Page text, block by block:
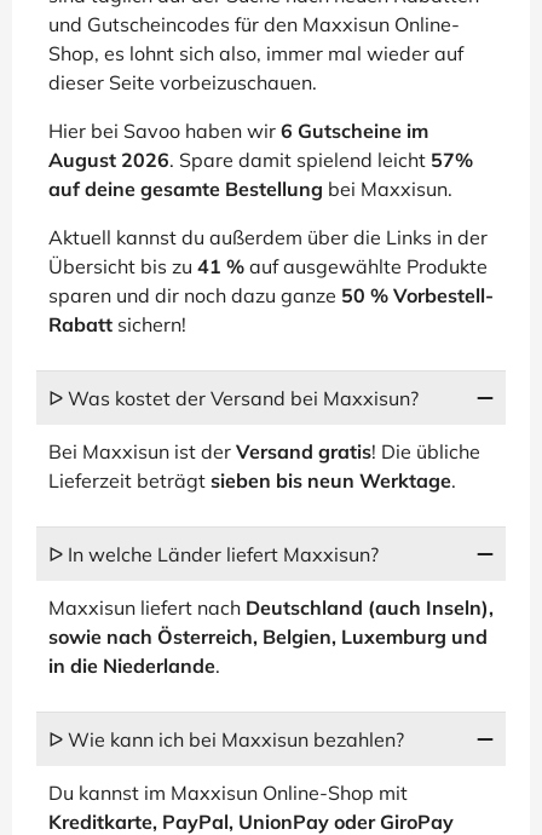
und Gutscheincodes für den Maxxisun Online-
Shop, es lohnt sich also, immer mal wieder auf
dieser Seite vorbeizuschauen.
Hier bei Savoo haben wir 6 Gutscheine im
August 2026. Spare damit spielend leicht 57%
auf deine gesamte Bestellung bei Maxxisun.
Aktuell kannst du außerdem über die Links in der
Übersicht bis zu 41 % auf ausgewählte Produkte
sparen und dir noch dazu ganze 50 % Vorbestell-
Rabatt sichern!
ᐅ Was kostet der Versand bei Maxxisun?
Bei Maxxisun ist der Versand gratis! Die übliche
Lieferzeit beträgt sieben bis neun Werktage.
ᐅ In welche Länder liefert Maxxisun?
Maxxisun liefert nach Deutschland (auch Inseln),
sowie nach Österreich, Belgien, Luxemburg und
in die Niederlande.
ᐅ Wie kann ich bei Maxxisun bezahlen?
Du kannst im Maxxisun Online-Shop mit
Kreditkarte, PayPal, UnionPay oder GiroPay